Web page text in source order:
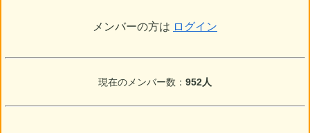
メンバーの方は ログイン
現在のメンバー数： 952人